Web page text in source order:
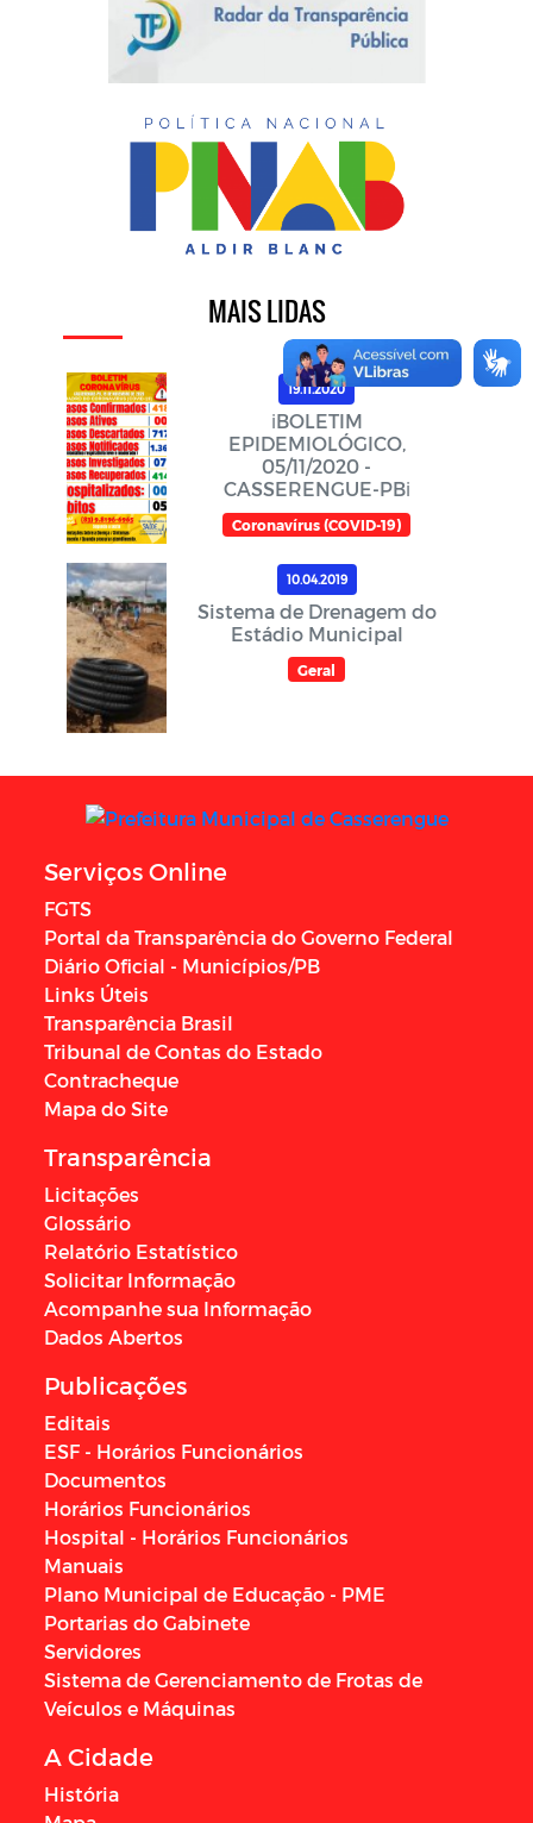
MAIS LIDAS
19.11.2020
ℹ️BOLETIM
EPIDEMIOLÓGICO,
05/11/2020 -
CASSERENGUE-PBℹ️
Coronavírus (COVID-19)
10.04.2019
Sistema de Drenagem do
Estádio Municipal
Geral
Serviços Online
FGTS
Portal da Transparência do Governo Federal
Diário Oficial - Municípios/PB
Links Úteis
Transparência Brasil
Tribunal de Contas do Estado
Contracheque
Mapa do Site
Transparência
Licitações
Glossário
Relatório Estatístico
Solicitar Informação
Acompanhe sua Informação
Dados Abertos
Publicações
Editais
ESF - Horários Funcionários
Documentos
Horários Funcionários
Hospital - Horários Funcionários
Manuais
Plano Municipal de Educação - PME
Portarias do Gabinete
Servidores
Sistema de Gerenciamento de Frotas de
Veículos e Máquinas
A Cidade
História